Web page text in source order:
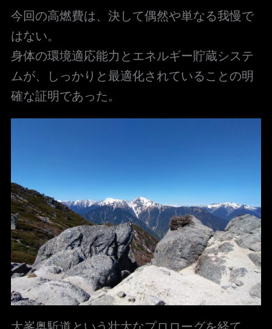
今回の高燃費は、決して偶然や単なる我慢で
はない。
身体の環境適応能力とエネルギー貯蔵システ
ムが、しっかりと最適化されていることの明
確な証明であった。